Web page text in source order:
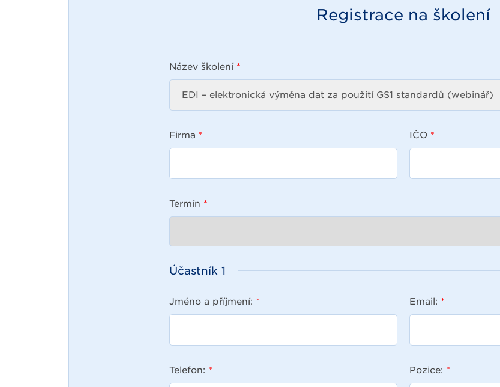
Registrace na školení
Název školení *
Firma * IČO *
Termín *
Účastník 1
Jméno a příjmení: * Email: *
Telefon: * Pozice: *